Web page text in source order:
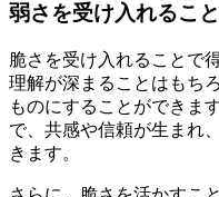
弱さを受け入れるこ
脆さを受け入れることで
理解が深まることはもち
ものにすることができま
で、共感や信頼が生まれ
きます。